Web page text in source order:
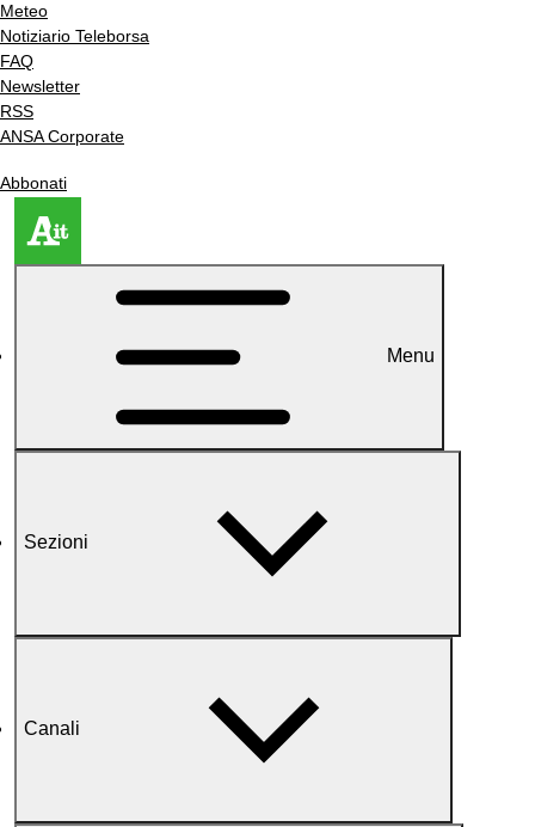
Meteo
Notiziario Teleborsa
FAQ
Newsletter
RSS
ANSA Corporate
Abbonati
Menu
Sezioni
Canali